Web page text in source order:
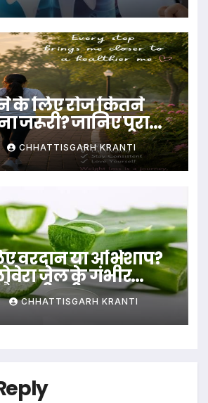
के लिए रोज कितने
जरूरी? जानिए पूरा
CHHATTISGARH KRANTI
वरदान या अभिशाप?
जेल के गंभीर
सही तरीका….
CHHATTISGARH KRANTI